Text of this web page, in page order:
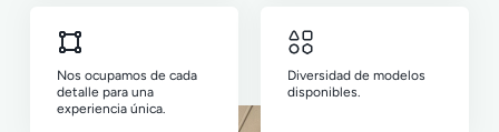
Nos ocupamos de cada
detalle para una
experiencia única.
Diversidad de modelos
disponibles.